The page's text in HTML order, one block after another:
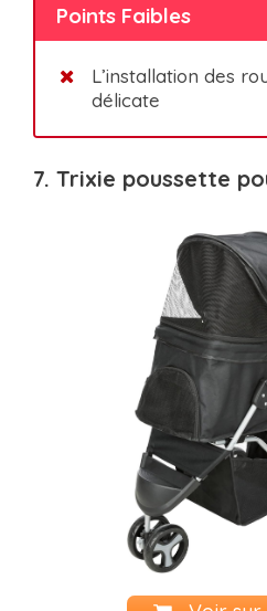
Points Faibles
L’installation des
délicate
7. Trixie poussette